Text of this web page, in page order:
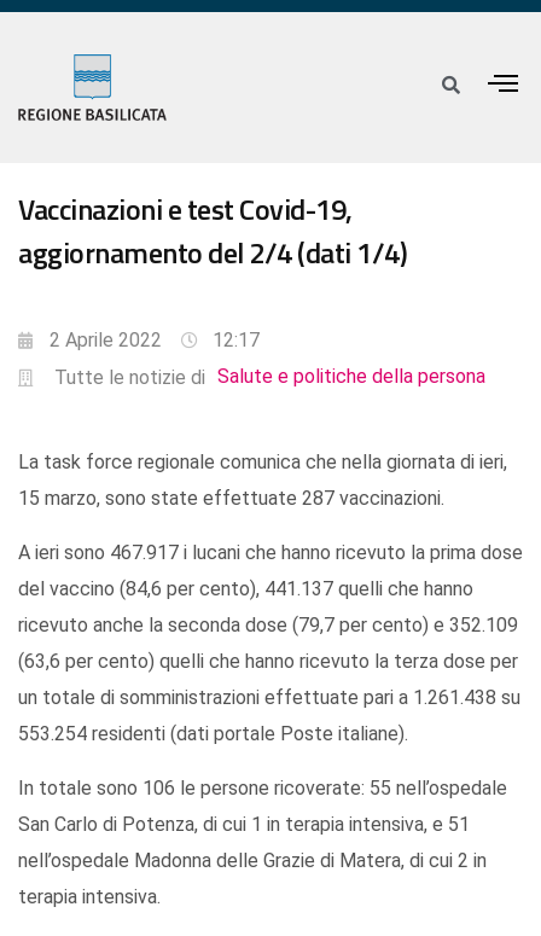
Vaccinazioni e test Covid-19,
aggiornamento del 2/4 (dati 1/4)
2 Aprile 2022
12:17
Tutte le notizie di Salute e politiche della persona
La task force regionale comunica che nella giornata di ieri,
15 marzo, sono state effettuate 287 vaccinazioni.
A ieri sono 467.917 i lucani che hanno ricevuto la prima dose
del vaccino (84,6 per cento), 441.137 quelli che hanno
ricevuto anche la seconda dose (79,7 per cento) e 352.109
(63,6 per cento) quelli che hanno ricevuto la terza dose per
un totale di somministrazioni effettuate pari a 1.261.438 su
553.254 residenti (dati portale Poste italiane).
In totale sono 106 le persone ricoverate: 55 nell’ospedale
San Carlo di Potenza, di cui 1 in terapia intensiva, e 51
nell’ospedale Madonna delle Grazie di Matera, di cui 2 in
terapia intensiva.